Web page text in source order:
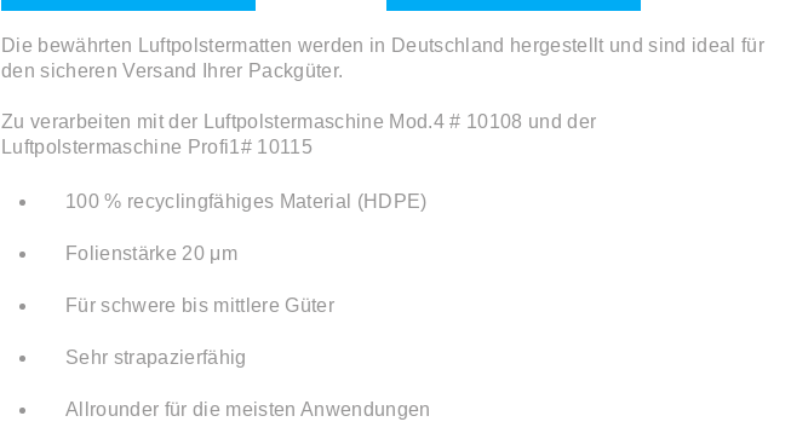
Die bewährten Luftpolstermatten werden in Deutschland hergestellt und sind ideal für
den sicheren Versand Ihrer Packgüter.
Zu verarbeiten mit der Luftpolstermaschine Mod.4 # 10108 und der
Luftpolstermaschine Profi1# 10115
100 % recyclingfähiges Material (HDPE)
Folienstärke 20 μm
Für schwere bis mittlere Güter
Sehr strapazierfähig
Allrounder für die meisten Anwendungen